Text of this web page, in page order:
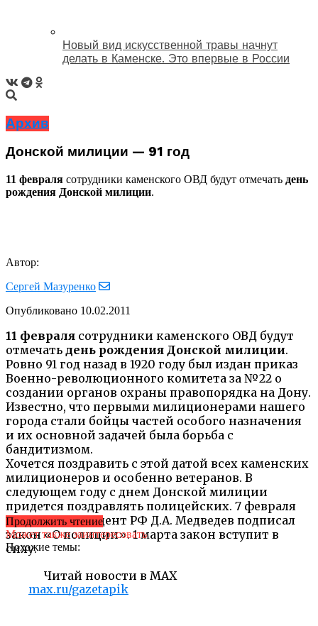
Новый вид искусственной травы начнут
делать в Каменске. Это впервые в России
Архив
Донской милиции — 91 год
11 февраля сотрудники каменского ОВД будут отмечать день
рождения Донской милиции.
Автор:
Сергей Мазуренко
Опубликовано 10.02.2011
11 февраля сотрудники каменского ОВД будут
отмечать день рождения Донской милиции.
Ровно 91 год назад в 1920 году был издан приказ
Военно-революционного комитета за №22 о
создании органов охраны правопорядка на Дону.
Известно, что первыми милиционерами нашего
города стали бойцы частей особого назначения
и их основной задачей была борьба с
бандитизмом.
Хочется поздравить с этой датой всех каменских
милиционеров и особенно ветеранов. В
следующем году с днем Донской милиции
придется поздравлять полицейских. 7 февраля
2011 года Президент РФ Д.А. Медведев подписал
закон «О полиции». 1 марта закон вступит в
силу.
Читай новости в MAX
max.ru/gazetapik
Продолжить чтение
Может также заинтересовать
Похожие темы: